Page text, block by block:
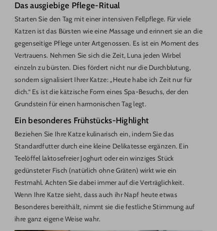
Das ausgiebige Pflege-Ritual
Starten Sie den Tag mit einer intensiven Fellpflege. Für viele
Katzen ist das Bürsten wie eine Massage und erinnert sie an die
gegenseitige Pflege unter Artgenossen. Es ist ein Moment des
Vertrauens. Nehmen Sie sich die Zeit, Luna jeden Wirbel
einzeln zu bürsten. Dies fördert nicht nur die Durchblutung,
sondern signalisiert Ihrer Katze: „Heute habe ich Zeit nur für
dich.“ Es ist die kätzische Form eines Spa-Besuchs, der den
Grundstein für einen harmonischen Tag legt.
Ein besonderes Frühstücks-Highlight
Beziehen Sie Ihre Katze kulinarisch ein, indem Sie das
Standardfutter durch eine kleine Delikatesse ergänzen. Ein
Teelöffel laktosefreier Joghurt oder ein winziges Stück
gedünsteter Fisch (natürlich ohne Gräten) wirkt wie ein
Festmahl. Achten Sie dabei immer auf die Verträglichkeit.
Wenn Ihre Katze sieht, dass auch ihr Napf heute etwas
Besonderes bereithält, nimmt sie die festliche Stimmung auf
ihre ganz eigene Weise wahr.